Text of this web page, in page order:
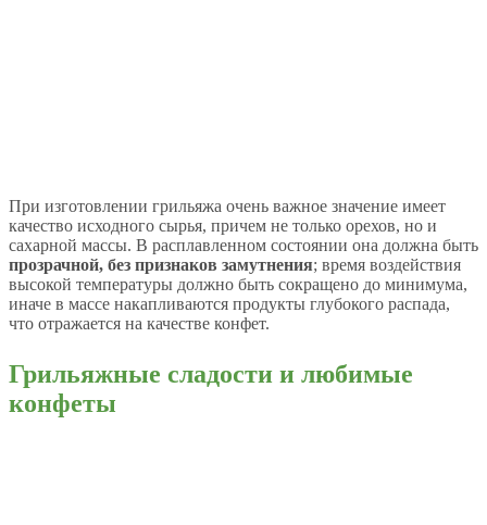
При изготовлении грильяжа очень важное значение имеет
качество исходного сырья, причем не только орехов, но и
сахарной массы. В расплавленном состоянии она должна быть
прозрачной, без признаков замутнения; время воздействия
высокой температуры должно быть сокращено до минимума,
иначе в массе накапливаются продукты глубокого распада,
что отражается на качестве конфет.
Грильяжные сладости и любимые
конфеты